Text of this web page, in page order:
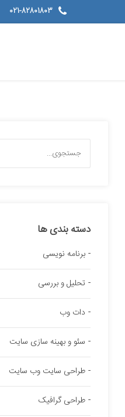
021-82801803
دسته بندی ها
برنامه نویسی
تحلیل و بررسی
دات وب
سئو و بهینه سازی سایت
طراحی سایت وب سایت
طراحی گرافیک